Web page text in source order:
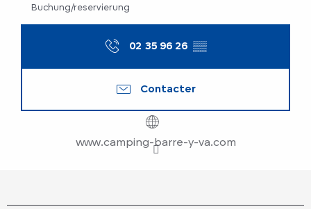
Buchung/reservierung
02 35 96 26 ▒▒
Contacter
www.camping-barre-y-va.com